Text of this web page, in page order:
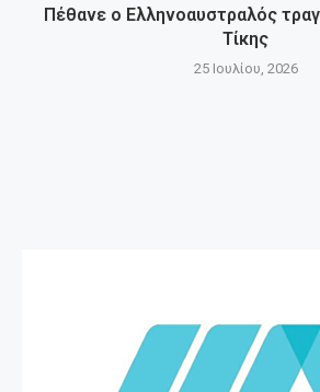
Πέθανε ο Ελληνοαυστραλός
Τίκης
25 Ιουλίου, 2026